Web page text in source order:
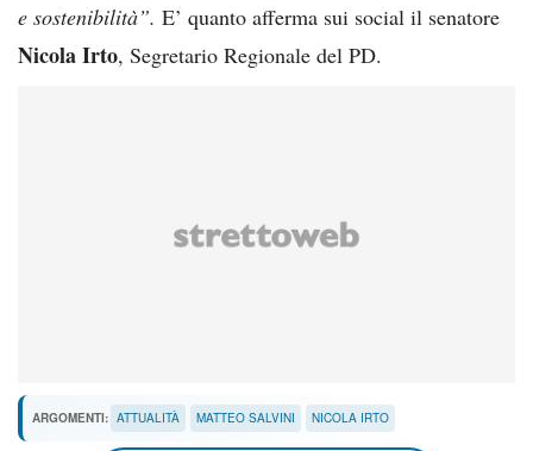
e sostenibilità”. E’ quanto afferma sui social il senatore
Nicola Irto, Segretario Regionale del PD.
ARGOMENTI: ATTUALITÀ MATTEO SALVINI NICOLA IRTO